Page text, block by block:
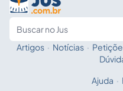
Artigos · Notícias ·
Ajuda ·